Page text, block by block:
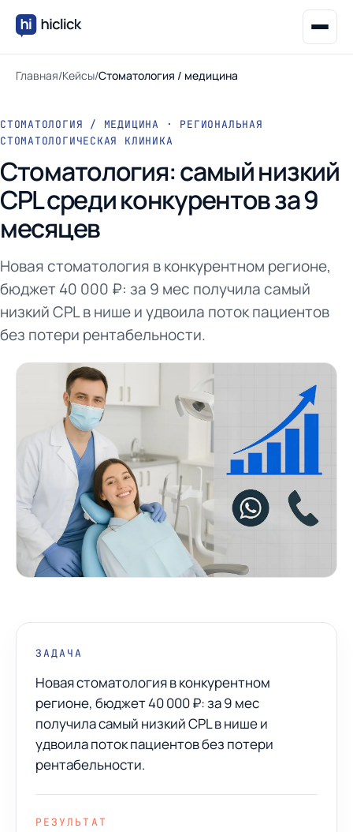
Главная/Кейсы/Стоматология / медицина
СТОМАТОЛОГИЯ / МЕДИЦИНА · РЕГИОНАЛЬНАЯ
СТОМАТОЛОГИЧЕСКАЯ КЛИНИКА
Стоматология: самый низкий
CPL среди конкурентов за 9
месяцев
Новая стоматология в конкурентном регионе,
бюджет 40 000 ₽: за 9 мес получила самый
низкий CPL в нише и удвоила поток пациентов
без потери рентабельности.
ЗАДАЧА
Новая стоматология в конкурентном
регионе, бюджет 40 000 ₽: за 9 мес
получила самый низкий CPL в нише и
удвоила поток пациентов без потери
рентабельности.
РЕЗУЛЬТАТ